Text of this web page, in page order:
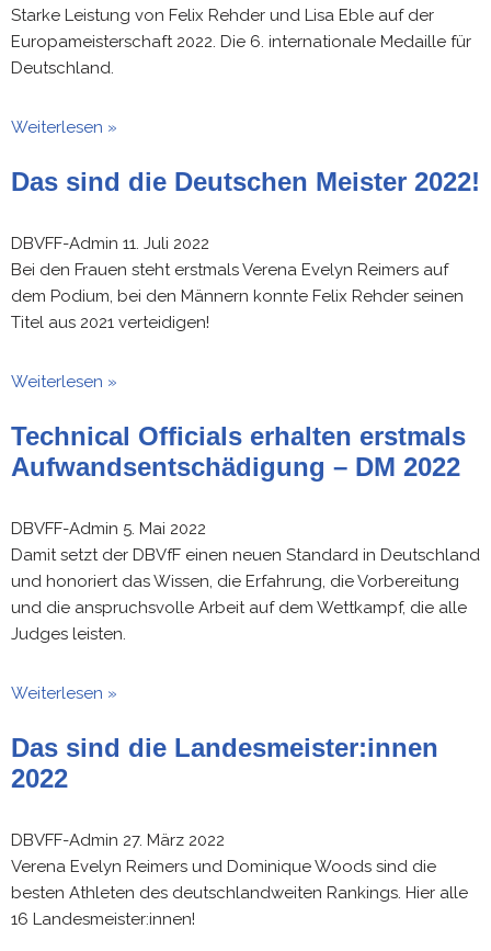
Starke Leistung von Felix Rehder und Lisa Eble auf der
Europameisterschaft 2022. Die 6. internationale Medaille für
Deutschland.
Weiterlesen »
Das sind die Deutschen Meister 2022!
DBVFF-Admin 11. Juli 2022
Bei den Frauen steht erstmals Verena Evelyn Reimers auf
dem Podium, bei den Männern konnte Felix Rehder seinen
Titel aus 2021 verteidigen!
Weiterlesen »
Technical Officials erhalten erstmals
Aufwandsentschädigung – DM 2022
DBVFF-Admin 5. Mai 2022
Damit setzt der DBVfF einen neuen Standard in Deutschland
und honoriert das Wissen, die Erfahrung, die Vorbereitung
und die anspruchsvolle Arbeit auf dem Wettkampf, die alle
Judges leisten.
Weiterlesen »
Das sind die Landesmeister:innen
2022
DBVFF-Admin 27. März 2022
Verena Evelyn Reimers und Dominique Woods sind die
besten Athleten des deutschlandweiten Rankings. Hier alle
16 Landesmeister:innen!